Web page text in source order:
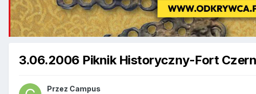
3.06.2006 Piknik Historyczny-Fort
Przez Campus